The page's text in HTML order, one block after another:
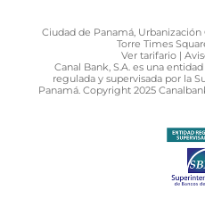
Ciudad de Panamá, Urbanización
Torre Times
Ver tarifario | Avi
Canal Bank, S.A. es una
regulada y supervisada por la
Panamá. Copyright 2025